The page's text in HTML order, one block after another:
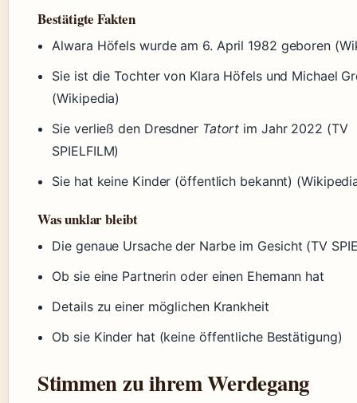
Bestätigte Fakten
Alwara Höfels wurde am 6. April 1982 geboren
Sie ist die Tochter von Klara Höfels und Michael
(Wikipedia)
Sie verließ den Dresdner Tatort im Jahr 2022 (TV
SPIELFILM)
Sie hat keine Kinder (öffentlich bekannt)
Was unklar bleibt
Die genaue Ursache der Narbe im Gesicht (TV
Ob sie eine Partnerin oder einen Ehemann hat
Details zu einer möglichen Krankheit
Ob sie Kinder hat (keine öffentliche Bestätigung)
Stimmen zu ihrem Werdegang